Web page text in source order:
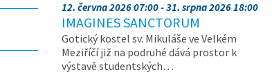
12. června 2026 07:00 - 31. srpna 2026 18:00
IMAGINES SANCTORUM
Gotický kostel sv. Mikuláše ve Velkém
Meziříčí již na podruhé dává prostor k
výstavě studentských…